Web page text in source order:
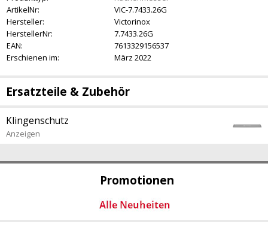
Promotionen
ArtikelNr:
VIC-7.7433.26G
Hersteller:
Victorinox
HerstellerNr:
7.7433.26G
EAN:
7613329156537
Erschienen im:
März 2022
Ersatzteile & Zubehör
Klingenschutz
Anzeigen